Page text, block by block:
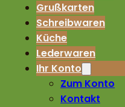
Grußkarten
Schreibwaren
Küche
Lederwaren
Ihr Konto
Zum Konto
Kontakt